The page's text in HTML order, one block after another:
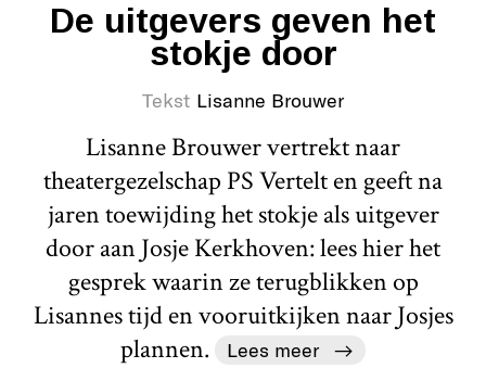
De uitgevers geven het
stokje door
Tekst Lisanne Brouwer
Lisanne Brouwer vertrekt naar
theatergezelschap PS Vertelt en geeft na
jaren toewijding het stokje als uitgever
door aan Josje Kerkhoven: lees hier het
gesprek waarin ze terugblikken op
Lisannes tijd en vooruitkijken naar Josjes
plannen.
Lees meer